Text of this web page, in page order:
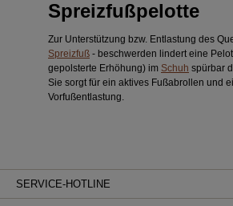
Spreizfußpelotte
Zur Unterstützung bzw. Entlastung des
Spreizfuß - beschwerden lindert eine
gepolsterte Erhöhung) im Schuh spürbar
Sie sorgt für ein aktives Fußabrollen und
Vorfußentlastung.
SERVICE-HOTLINE